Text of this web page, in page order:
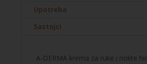
Upotreba
Sastojci
A-DERMA krema za ruke i nokte